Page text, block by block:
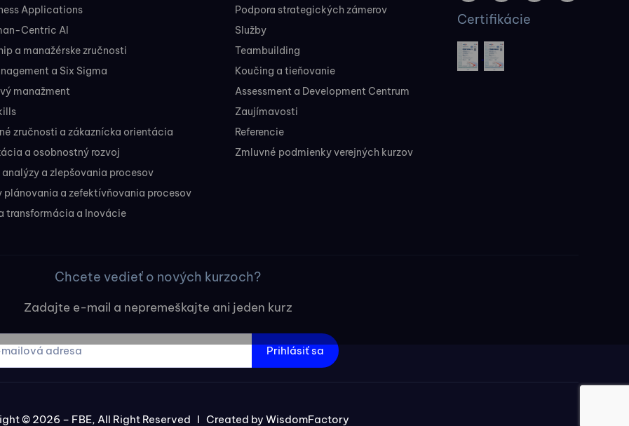
Applications
Centric AI
a manažérske zručnosti
a Six Sigma
manažment
zručnosti a zákaznícka orientácia
a osobnostný rozvoj
analýzy a zlepšovania procesov
plánovania a zefektívňovania procesov
transformácia a Inovácie
Podpora strategických zámerov
Služby
Teambuilding
Koučing a tieňovanie
Assessment a Development Centrum
Zaujímavosti
Referencie
Zmluvné podmienky verejných kurzov
Certifikácie
Chcete vedieť o nových kurzoch?
Zadajte e-mail a nepremeškajte ani jeden kurz
Prihlásiť sa
© 2026 – FBE, All Right Reserved I Created by WisdomFactory